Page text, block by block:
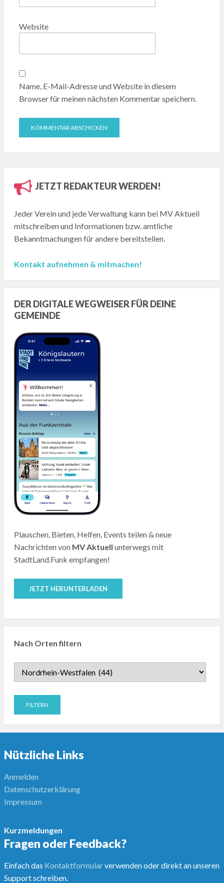
Website
Name, E-Mail-Adresse und Website in diesem
Browser für meinen nächsten Kommentar speichern.
JETZT REDAKTEUR WERDEN!
Jeder Verein und jede Verwaltung kann bei MV Aktuell
mitschreiben und Informationen bzw. amtliche
Bekanntmachungen für andere bereitstellen.
Kontakt aufnehmen & mitmachen!
DER DIGITALE WEGWEISER FÜR DEINE
GEMEINDE
Plauschen, Bieten, Helfen, Events teilen & neue
Nachrichten von MV Aktuell unterwegs mit
StadtLand.Funk empfangen!
JETZT HERUNTERLADEN
Nach Orten filtern
Nützliche Links
Anmelden
Datenschutzerklärung
Impressum
Kurzmeldungen
Fragen oder Feedback?
Einfach das Kontaktformularverwenden oder direkt an unseren
Support schreiben.